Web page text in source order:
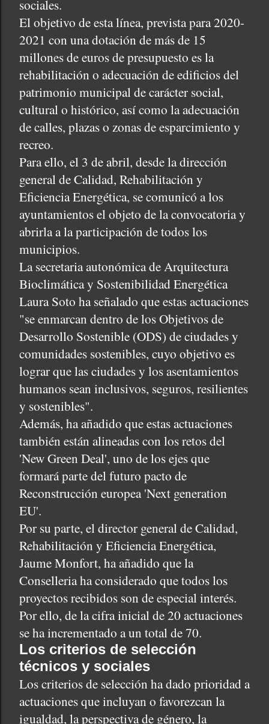
sociales.
El objetivo de esta línea, prevista para 2020-
2021 con una dotación de más de 15
millones de euros de presupuesto es la
rehabilitación o adecuación de edificios del
patrimonio municipal de carácter social,
cultural o histórico, así como la adecuación
de calles, plazas o zonas de esparcimiento y
recreo.
Para ello, el 3 de abril, desde la dirección
general de Calidad, Rehabilitación y
Eficiencia Energética, se comunicó a los
ayuntamientos el objeto de la convocatoria y
abrirla a la participación de todos los
municipios.
La secretaria autonómica de Arquitectura
Bioclimática y Sostenibilidad Energética
Laura Soto ha señalado que estas actuaciones
"se enmarcan dentro de los Objetivos de
Desarrollo Sostenible (ODS) de ciudades y
comunidades sostenibles, cuyo objetivo es
lograr que las ciudades y los asentamientos
humanos sean inclusivos, seguros, resilientes
y sostenibles".
Además, ha añadido que estas actuaciones
también están alineadas con los retos del
'New Green Deal', uno de los ejes que
formará parte del futuro pacto de
Reconstrucción europea 'Next generation
EU'.
Por su parte, el director general de Calidad,
Rehabilitación y Eficiencia Energética,
Jaume Monfort, ha añadido que la
Conselleria ha considerado que todos los
proyectos recibidos son de especial interés.
Por ello, de la cifra inicial de 20 actuaciones
se ha incrementado a un total de 70.
Los criterios de selección
técnicos y sociales
Los criterios de selección ha dado prioridad a
actuaciones que incluyan o favorezcan la
igualdad, la perspectiva de género, la